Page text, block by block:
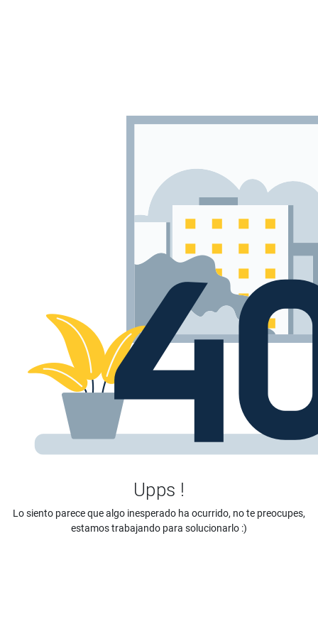
Upps !
Lo siento parece que algo inesperado ha ocurrido, no te preocupes,
estamos trabajando para solucionarlo :)